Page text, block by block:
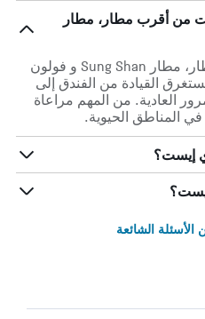
من أقرب مطار، مطار
هناك 13.4 كم ميلاً بين أقرب مطار، مطار Sung Shan و فولون
القيادة من الفندق إلى
المرور العادية. من المهم مراعاة
في المناطق الحيوية.
إيست؟
الشائعة